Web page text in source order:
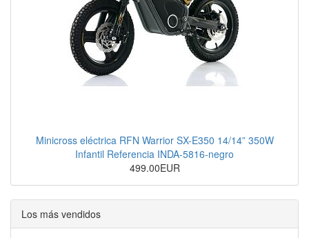
Minicross eléctrica RFN Warrior SX-E350 14/14” 350W
Infantil Referencia INDA-5816-negro
499.00EUR
Los más vendidos